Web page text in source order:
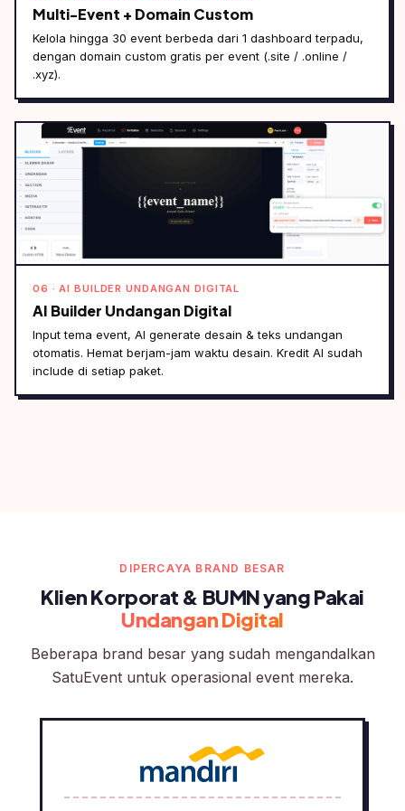
Multi-Event + Domain Custom
Kelola hingga 30 event berbeda dari 1 dashboard terpadu,
dengan domain custom gratis per event (.site / .online /
.xyz).
06 · AI BUILDER UNDANGAN DIGITAL
AI Builder Undangan Digital
Input tema event, AI generate desain & teks undangan
otomatis. Hemat berjam-jam waktu desain. Kredit AI sudah
include di setiap paket.
DIPERCAYA BRAND BESAR
Klien Korporat & BUMN yang Pakai
Undangan Digital
Beberapa brand besar yang sudah mengandalkan
SatuEvent untuk operasional event mereka.